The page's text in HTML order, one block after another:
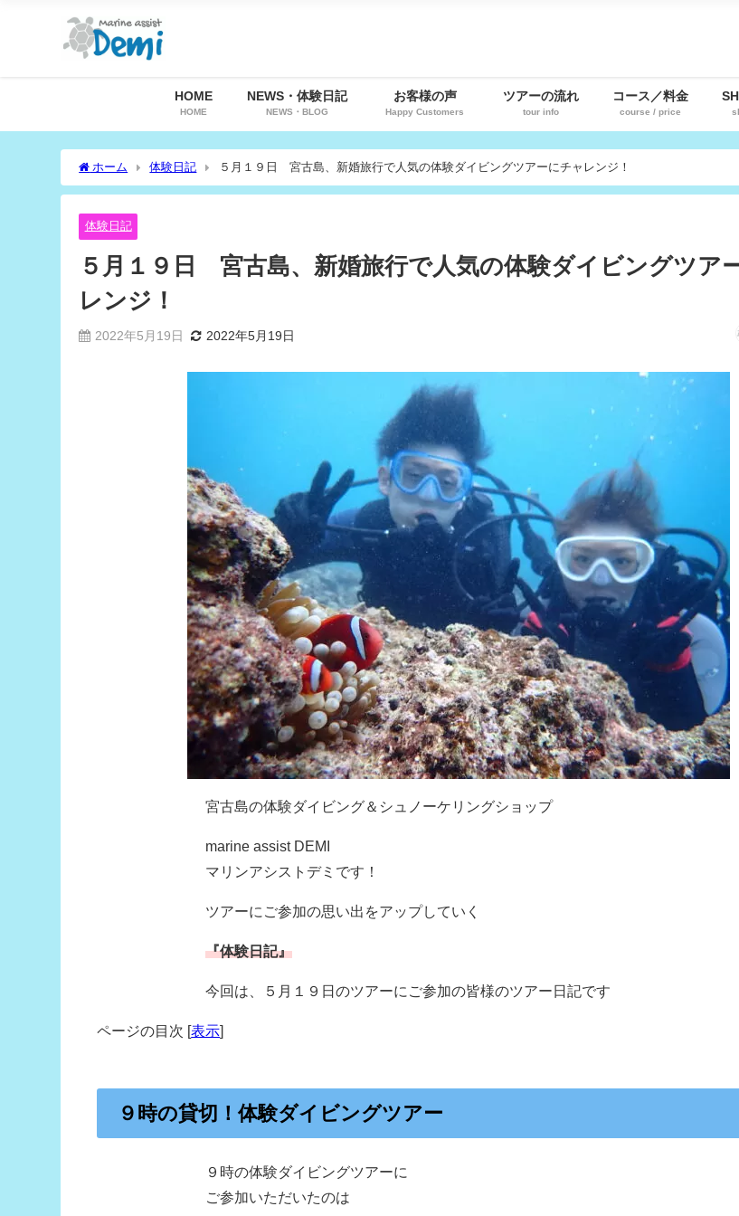
HOME
HOME
NEWS・体験日記
NEWS・BLOG
お客様の声
Happy Customers
ツアーの流れ
tour info
コース／料金
course / price
ホーム 体験日記 ５月１９日 宮古島、新婚旅行で人気の体験ダイビングツアーにチャレンジ！
体験日記
５月１９日 宮古島、新婚旅行で人気の体験ダイビングツア
レンジ！
2022年5月19日 2022年5月19日
宮古島の体験ダイビング＆シュノーケリングショップ
marine assist DEMI
マリンアシストデミです！
ツアーにご参加の思い出をアップしていく
『体験日記』
今回は、５月１９日のツアーにご参加の皆様のツアー日記です
ページの目次 [表示]
９時の貸切！体験ダイビングツアー
９時の体験ダイビングツアーに
ご参加いただいたのは